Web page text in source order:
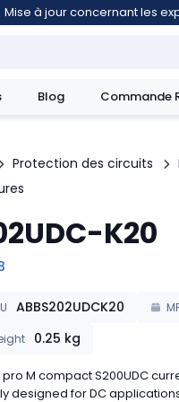
Mise à jour concernant les
Blog Commande
Protection des circuits
K20
ABBS202UDCK20
0.25 kg
pro M compact S200UDC
designed for DC